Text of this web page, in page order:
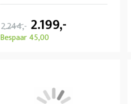
2.244,- 2.199,-
Bespaar 45,00